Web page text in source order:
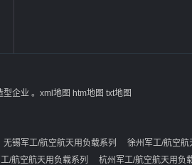
企业 。 xml地图 htm地图 txt地图
无锡军工/航空航天用负载系列
徐州军工/航空航
/航空航天用负载系列 杭州军工/航空航天用负